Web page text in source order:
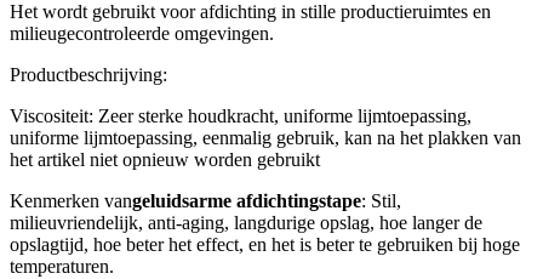
Het wordt gebruikt voor afdichting in stille productieruimtes en
milieugecontroleerde omgevingen.
Productbeschrijving:
Viscositeit: Zeer sterke houdkracht, uniforme lijmtoepassing,
uniforme lijmtoepassing, eenmalig gebruik, kan na het plakken van
het artikel niet opnieuw worden gebruikt
Kenmerken vangeluidsarme afdichtingstape: Stil,
milieuvriendelijk, anti-aging, langdurige opslag, hoe langer de
opslagtijd, hoe beter het effect, en het is beter te gebruiken bij hoge
temperaturen.